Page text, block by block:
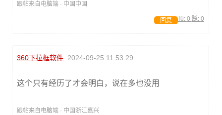
跟帖来自电脑端 · 中国中国
顶: 0 踩: 0
回复
360下拉框软件 2024-09-25 11:53:29
这个只有经历了才会明白，说在多也没用
跟帖来自电脑端 · 中国浙江嘉兴